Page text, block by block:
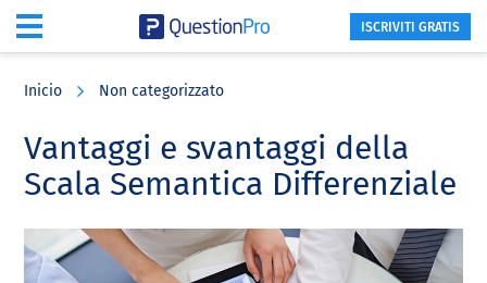
content
sidebar
ISCRIVITI GRATIS
Inicio Non categorizzato
Vantaggi e svantaggi della
Scala Semantica Differenziale